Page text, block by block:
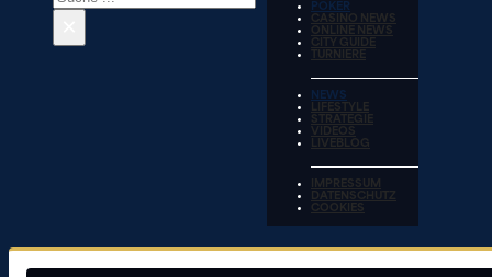
POKER
CASINO NEWS
ONLINE NEWS
CITY GUIDE
TURNIERE
NEWS
LIFESTYLE
STRATEGIE
VIDEOS
LIVEBLOG
IMPRESSUM
DATENSCHUTZ
COOKIES